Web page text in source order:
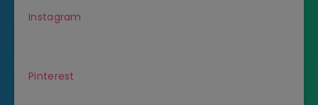
Instagram
Pinterest